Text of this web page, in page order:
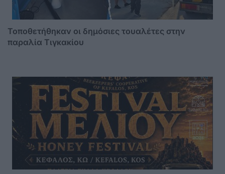
Τοποθετήθηκαν οι δημόσιες τουαλέτες στην
παραλία Τιγκακίου